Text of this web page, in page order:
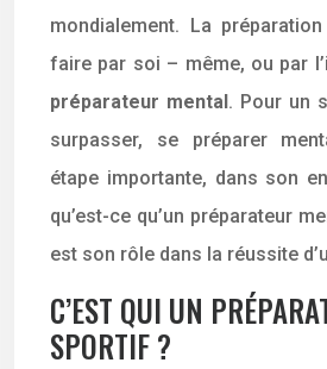
mondialement. La
faire par soi – même, ou par
préparateur mental. Pour un
surpasser, se préparer
étape importante, dans son
qu’est-ce qu’un préparateur
est son rôle dans la réussite
C’EST QUI UN
SPORTIF ?